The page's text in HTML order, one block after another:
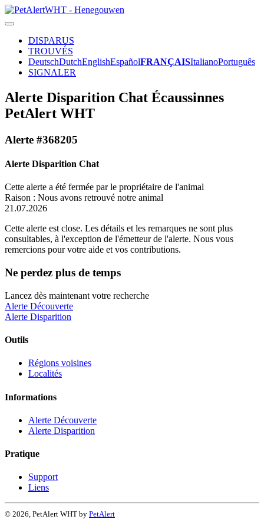
DISPARUS
TROUVÉS
DeutschDutchEnglishEspañolFRANÇAISItalianoPortuguês
SIGNALER
Alerte Disparition Chat Écaussinnes
PetAlert WHT
Alerte #368205
Alerte Disparition Chat
Cette alerte a été fermée par le propriétaire de l'animal
Raison : Nous avons retrouvé notre animal
21.07.2026
Cette alerte est close. Les détails et les remarques ne sont plus
consultables, à l'exception de l'émetteur de l'alerte. Nous vous
remercions pour votre aide et vos contributions.
Ne perdez plus de temps
Lancez dès maintenant votre recherche
Alerte Découverte
Alerte Disparition
Outils
Régions voisines
Localités
Informations
Alerte Découverte
Alerte Disparition
Pratique
Support
Liens
© 2026, PetAlert WHT by PetAlert